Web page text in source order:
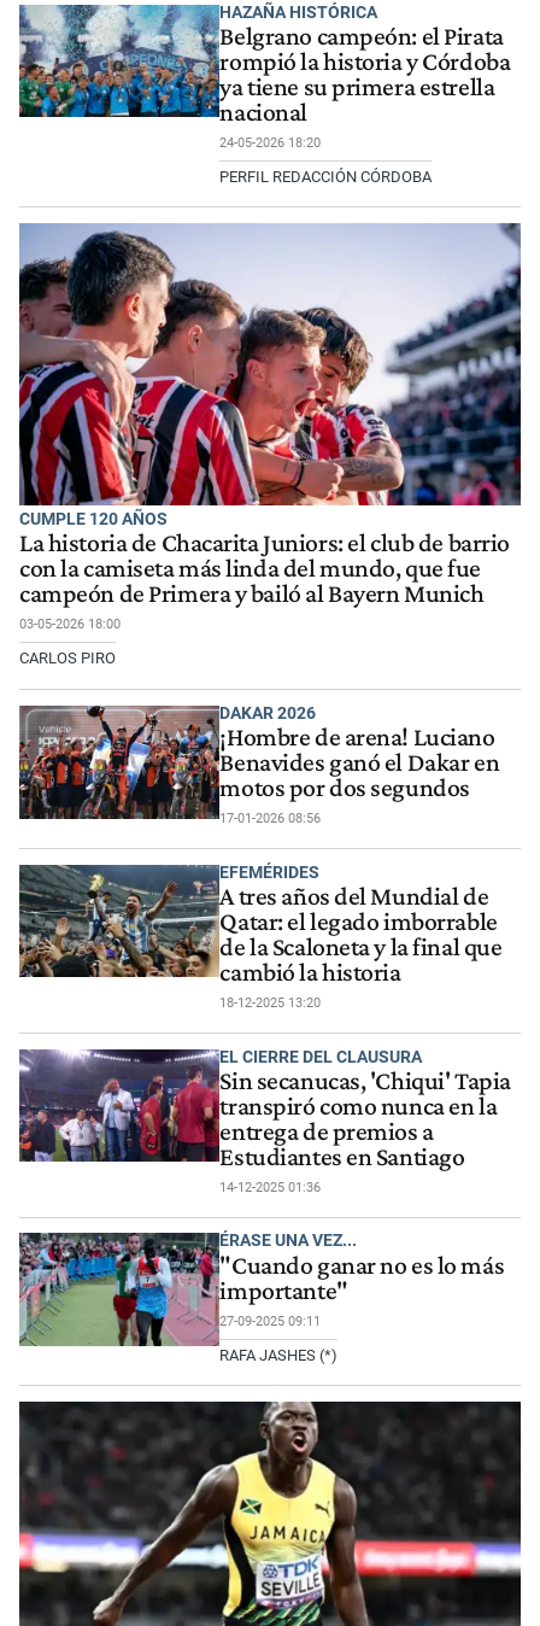
HAZAÑA HISTÓRICA
Belgrano campeón: el Pirata
rompió la historia y Córdoba
ya tiene su primera estrella
nacional
24-05-2026 18:20
PERFIL REDACCIÓN CÓRDOBA
CUMPLE 120 AÑOS
La historia de Chacarita Juniors: el club de barrio
con la camiseta más linda del mundo, que fue
campeón de Primera y bailó al Bayern Munich
03-05-2026 18:00
CARLOS PIRO
DAKAR 2026
¡Hombre de arena! Luciano
Benavides ganó el Dakar en
motos por dos segundos
17-01-2026 08:56
EFEMÉRIDES
A tres años del Mundial de
Qatar: el legado imborrable
de la Scaloneta y la final que
cambió la historia
18-12-2025 13:20
EL CIERRE DEL CLAUSURA
Sin secanucas, 'Chiqui' Tapia
transpiró como nunca en la
entrega de premios a
Estudiantes en Santiago
14-12-2025 01:36
ÉRASE UNA VEZ...
"Cuando ganar no es lo más
importante"
27-09-2025 09:11
RAFA JASHES (*)